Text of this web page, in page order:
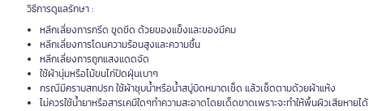
วิธีการดูแลรักษา :
หลีกเลี่ยงการกรีด ขูดขีด ด้วยของแข็งและของมีคม
หลีกเลี่ยงการโดนความร้อนสูงและความชื้น
หลีกเลี่ยงการถูกแสงแดดจัด
ใช้ผ้านุ่มหรือไม้ขนไก่ปัดฝุ่นเบาๆ
กรณีมีคราบสกปรก ใช้ผ้าชุบน้ำหรือน้ำสบู่บิดหมาดเช็ด แล้วเช็ดตามด้วยผ้าแห้ง
ไม่ควรใช้น้ำยาหรือสารเคมีใดๆทำความสะอาดโดยเด็ดขาดเพราะจะทำให้พื้นผิวเสียหายได้